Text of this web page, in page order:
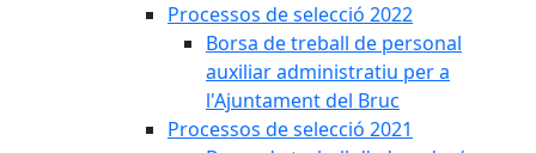
Processos de selecció 2022
Borsa de treball de personal
auxiliar administratiu per a
l'Ajuntament del Bruc
Processos de selecció 2021